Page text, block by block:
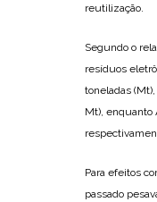
reutilização.
Segundo o
resíduos
toneladas
Mt), enquanto
Para efeitos
passado